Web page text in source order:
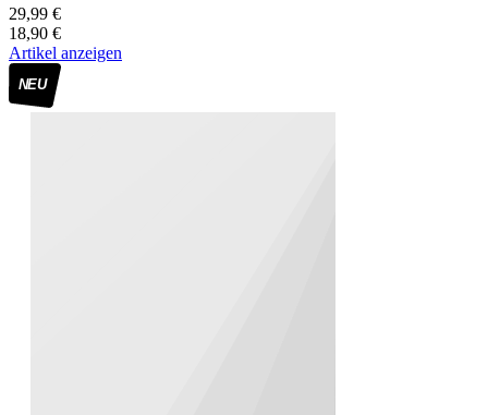
29,99 €
18,90 €
Artikel anzeigen
NEU